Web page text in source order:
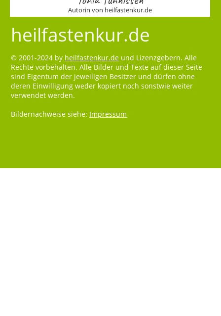
Autorin von heilfastenkur.de
heilfastenkur.de
© 2001-2024 by heilfastenkur.de und Lizenzgebern. Alle
Rechte vorbehalten. Alle Bilder und Texte auf dieser Seite
sind Eigentum der jeweiligen Besitzer und dürfen ohne
deren Einwilligung weder kopiert noch sonstwie weiter
verwendet werden.
Bildernachweise siehe: Impressum